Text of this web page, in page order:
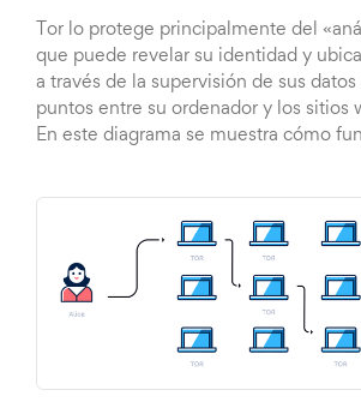
Tor lo protege principalmente del
que puede revelar su identidad y
a través de la supervisión de sus
puntos entre su ordenador y los sitios
En este diagrama se muestra cómo